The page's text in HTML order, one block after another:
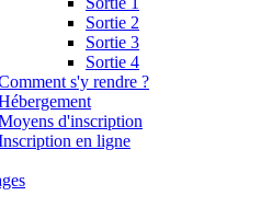
Sortie 2
Sortie 3
Sortie 4
s'y rendre ?
d'inscription
en ligne